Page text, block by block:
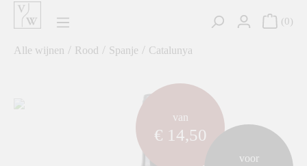
0
Alle wijnen / Rood / Spanje / Catalunya
van
€ 14,50
voor
component.cms.imageGallery.skipImageGallery